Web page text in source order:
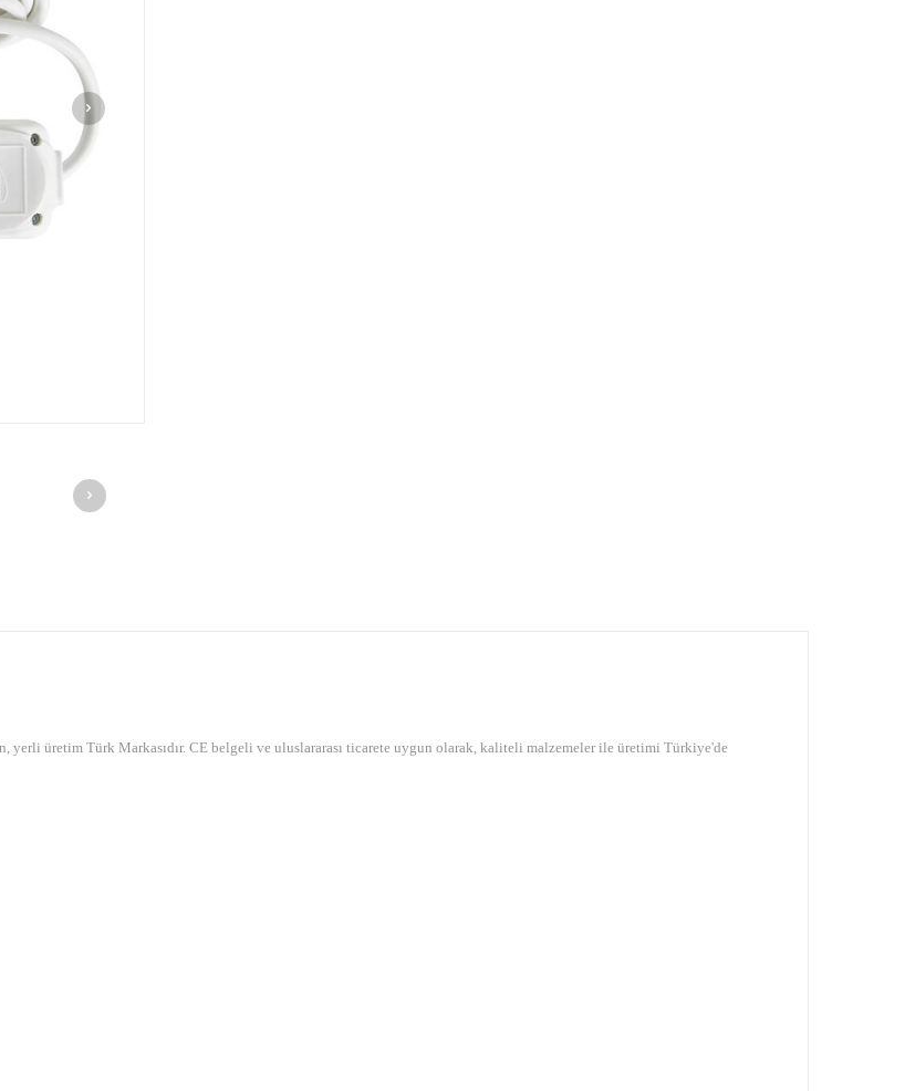
yerli üretim Türk Markasıdır. CE belgeli ve uluslararası ticarete uygun olarak, kaliteli malzemeler ile üretimi Türkiye'de